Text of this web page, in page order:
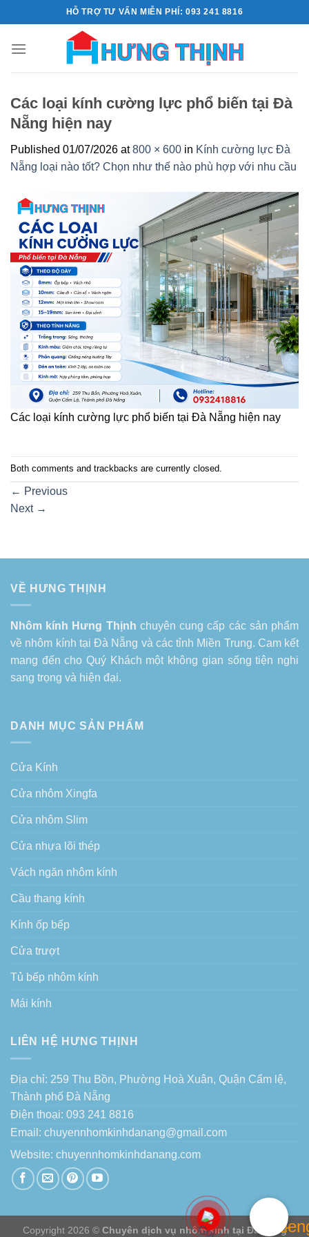
to
content
HỖ TRỢ TƯ VẤN MIỄN PHÍ: 093 241 8816
Các loại kính cường lực phổ biến tại Đà
Nẵng hiện nay
Published 01/07/2026 at800 × 600 in Kính cường lực Đà
Nẵng loại nào tốt? Chọn như thế nào phù hợp với nhu cầu
Các loại kính cường lực phổ biến tại Đà Nẵng hiện nay
Both comments and trackbacks are currently closed.
← Previous
Next →
VỀ HƯNG THỊNH
Nhôm kính Hưng Thịnh chuyên cung cấp các sản phẩm
về nhôm kính tại Đà Nẵng và các tỉnh Miền Trung. Cam kết
mang đến cho Quý Khách một không gian sống tiện nghi
sang trọng và hiện đại.
DANH MỤC SẢN PHẨM
Cửa Kính
Cửa nhôm Xingfa
Cửa nhôm Slim
Cửa nhựa lõi thép
Vách ngăn nhôm kính
Cầu thang kính
Kính ốp bếp
Cửa trượt
Tủ bếp nhôm kính
Mái kính
LIÊN HỆ HƯNG THỊNH
Địa chỉ: 259 Thu Bồn, Phường Hoà Xuân, Quận Cẩm lệ,
Thành phố Đà Nẵng
Điện thoại: 093 241 8816
Email: chuyennhomkinhdanang@gmail.com
Website: chuyennhomkinhdanang.com
Copyright 2026 © Chuyên dịch vụ nhôm kính tại Đà Nẵng